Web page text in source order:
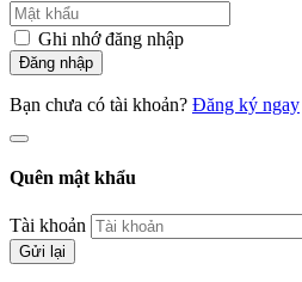
Ghi nhớ đăng nhập
Đăng nhập
Bạn chưa có tài khoản? Đăng ký ngay
Quên mật khẩu
Tài khoản
Gửi lại